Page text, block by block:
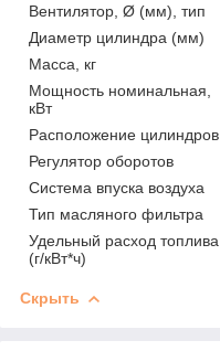
Вентилятор, Ø (мм), тип
Диаметр цилиндра (мм)
Масса, кг
Мощность номинальная,
кВт
Расположение цилиндров
Регулятор оборотов
Система впуска воздуха
Тип масляного фильтра
Удельный расход топлива
(г/кВт*ч)
Скрыть